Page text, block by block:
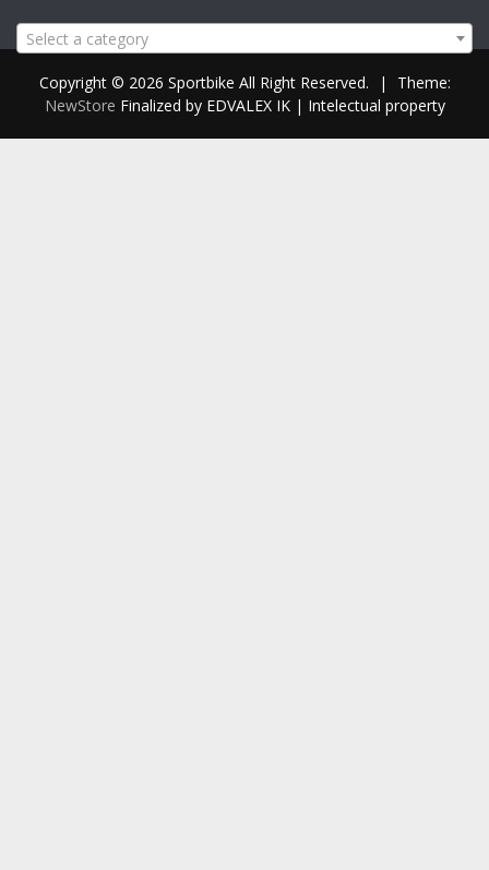
Select a category
Copyright © 2026 Sportbike All Right Reserved. |
Theme:
NewStore Finalized by EDVALEX IK | Intelectual property